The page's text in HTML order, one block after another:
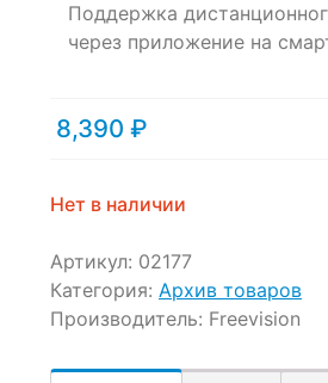
Поддержка
через приложение на
8,390 ₽
Нет в наличии
Артикул: 02177
Категория: Архив товаров
Производитель: Freevision